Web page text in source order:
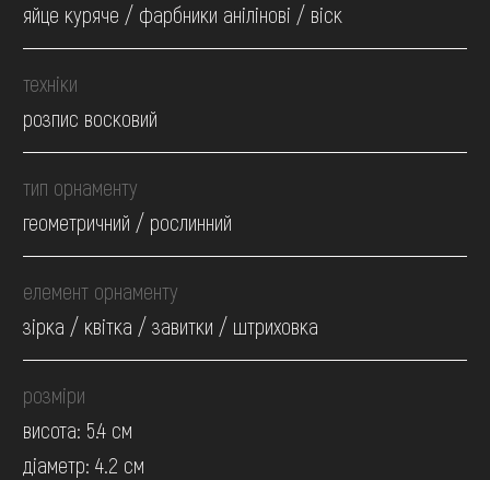
яйце куряче / фарбники анілінові / віск
техніки
розпис восковий
тип орнаменту
геометричний / рослинний
елемент орнаменту
зірка / квітка / завитки / штриховка
розміри
висота: 5.4 см
діаметр: 4.2 см